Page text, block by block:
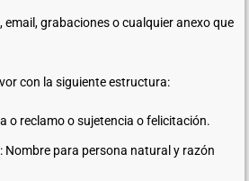
grabaciones o cualquier anexo que
con la siguiente estructura:
o reclamo o sujetencia o felicitación.
Nombre para persona natural y razón